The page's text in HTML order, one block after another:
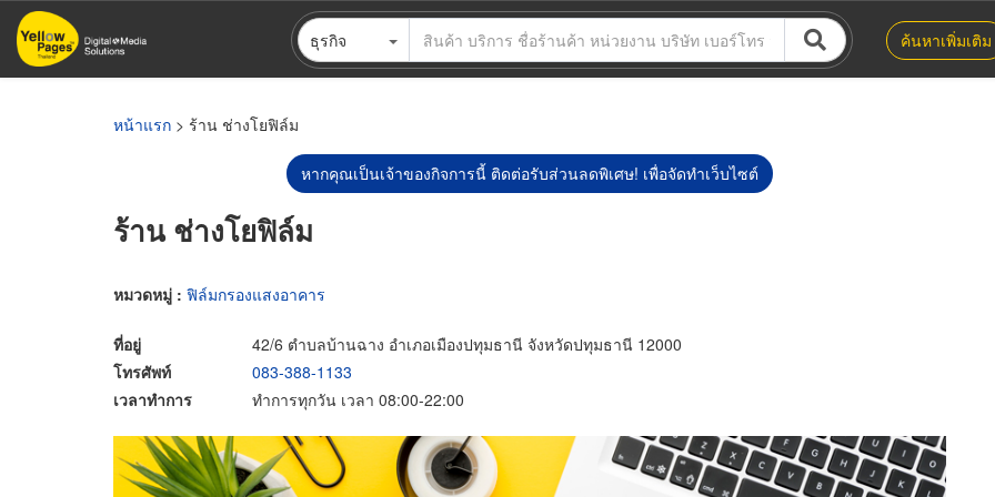
ข้าม
ไป
ธุรกิจ ค้นหาเพิ่มเติม
หน้าแรก > ร้าน ช่างโยฟิล์ม
หากคุณเป็นเจ้าของกิจการนี้ ติดต่อรับส่วนลดพิเศษ! เพื่อจัดทำเว็บไซต์
ร้าน ช่างโยฟิล์ม
หมวดหมู่ : ฟิล์มกรองแสงอาคาร
ที่อยู่
42/6 ตำบลบ้านฉาง อำเภอเมืองปทุมธานี จังหวัดปทุมธานี 12000
โทรศัพท์
083-388-1133
เวลาทำการ
ทำการทุกวัน เวลา 08:00-22:00